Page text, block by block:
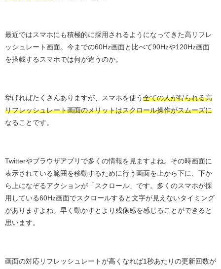
最近ではスマホにも積極的に採用されるようになってきた高リフレ
ッシュレート画面。今までの60Hz画面と比べて90Hzや120Hz画面
を搭載するスマホでは何が違うのか。
挙げればたくさんありますが、スマホを使う 全ての人が得られる高
リフレッシュレート画面のメリットはスクロール操作がスムーズに
なることです。
Twitterやブラウザアプリで多くの情報を見ますよね。その時画面に
表示されている範囲を移動するために行う画面を上から下に、下か
ら上になぞるアクションが「スクロール」です。多くのスマホが採
用している60Hz画面でスクロールすると文字が見えないタイミング
がありますよね。早く動かすとより残像感を感じることができると
思います。
画面の対応リフレッシュレートが高くなれば1秒あたりの更新回数が